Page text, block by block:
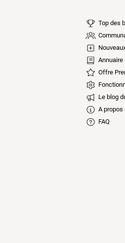
Top des
Annuaire
Offre
Le blog
A propos
FAQ